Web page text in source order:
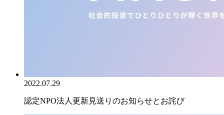
2022.07.29
認定NPO法人更新見送りのお知らせとお詫び